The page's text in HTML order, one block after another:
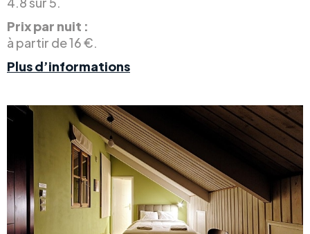
Prix par nuit :
à partir de 16 €.
Plus d’informations